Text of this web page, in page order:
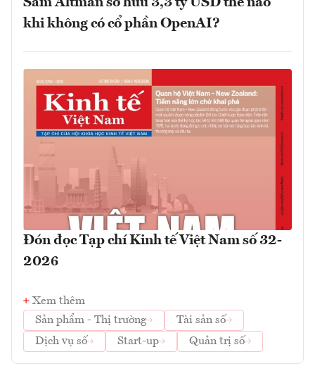
khi không có cổ phần OpenAI?
Đón đọc Tạp chí Kinh tế Việt Nam số 32-
2026
Xem thêm
Sản phẩm - Thị trường
Tài sản số
Dịch vụ số
Start-up Quản trị số